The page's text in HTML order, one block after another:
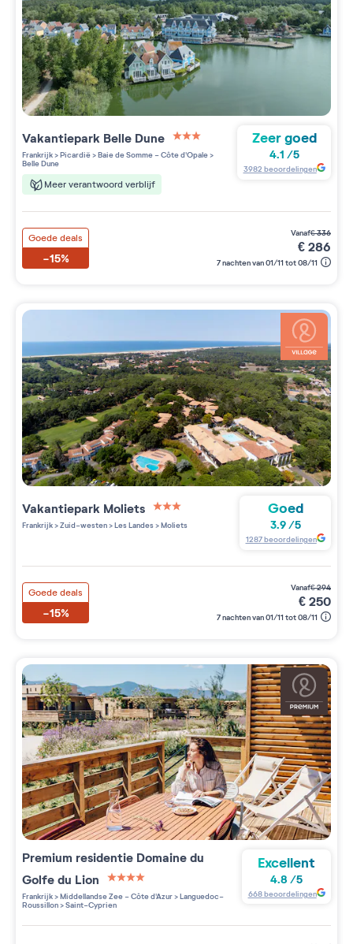
Vakantiepark Belle Dune
3 étoiles sur 5
Frankrijk>Picardië>Baie de Somme - Côte d'Opale>
Belle Dune
Meer verantwoord verblijf
Zeer goed
4.1 /5
3982 beoordelingen
Goede deals
-15%
vanaf€336
€286
7 nachten van 01/11 tot 08/11
Vakantiepark Moliets
3 étoiles sur 5
Frankrijk>Zuid-westen>Les Landes>Moliets
Goed
3.9/5
1287beoordelingen
Goede deals
-15%
vanaf€294
€250
7 nachten van 01/11 tot 08/11
Premium residentie Domaine du
Golfe du Lion
4 étoiles sur 5
Frankrijk>Middellandse Zee - Côte d'Azur>Languedoc-
Roussillon>Saint-Cyprien
Excellent
4.8 /5
668beoordelingen